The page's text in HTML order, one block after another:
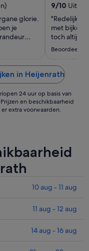
aug
tot
17
glorie.
je
erg basic.
9/10
"Redelijk
met
toch altijd
vantevoren
Beoordeeld
in Heijenrath
24 uur op basis van
en beschikbaarheid
extra voorwaarden.
10 aug - 11 aug
11 aug - 12 aug
14 aug - 16 aug